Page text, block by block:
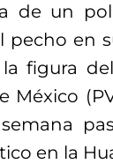
de un
pecho en
figura
México
en la